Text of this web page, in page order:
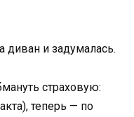
диван и задумалась.
страховую:
теперь — по